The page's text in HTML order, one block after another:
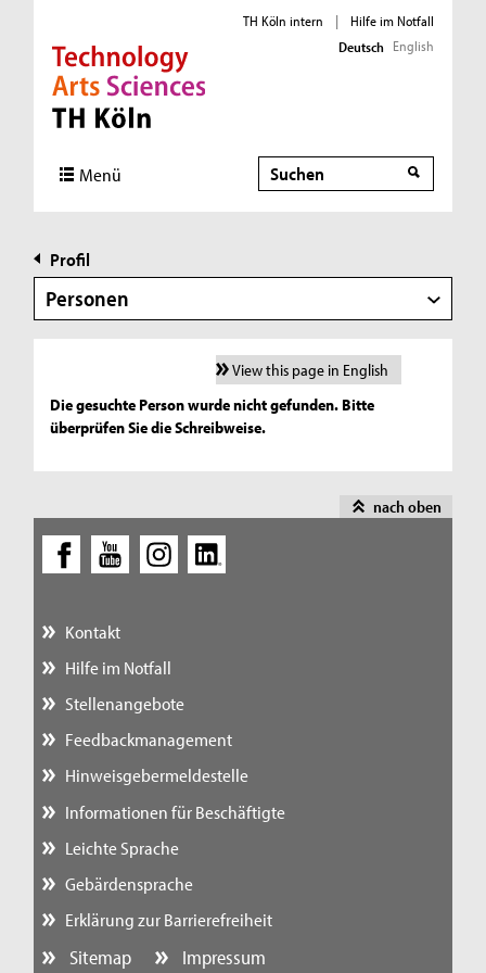
Direkt zur Hauptnavigation
Direkt zur Subnavigation
Direkt zum Inhalt
Direkt zum Fußbereich
TH Köln intern |
Hilfe im Notfall
Deutsch English
Menü Suche
Profil
Personen
View this page in English
Die gesuchte Person wurde nicht gefunden. Bitte
überprüfen Sie die Schreibweise.
nach oben
Kontakt
Hilfe im Notfall
Stellenangebote
Feedbackmanagement
Hinweisgebermeldestelle
Informationen für Beschäftigte
Leichte Sprache
Gebärdensprache
Erklärung zur Barrierefreiheit
Sitemap Impressum